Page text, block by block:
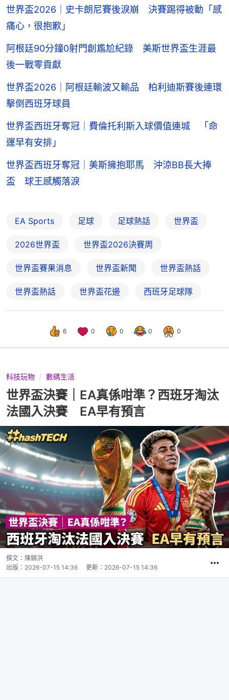
世界盃2026｜史卡朗尼賽後淚崩 決賽踢得被動「感
痛心，很抱歉」
阿根廷90分鐘0射門創尷尬紀錄 美斯世界盃生涯最
後一戰零貢獻
世界盃2026｜阿根廷輸波又輸品 柏利迪斯賽後連環
擊倒西班牙球員
世界盃西班牙奪冠｜費倫托利斯入球價值連城 「命
運早有安排」
世界盃西班牙奪冠｜美斯擁抱耶馬 沖涼BB長大捧
盃 球王感觸落淚
EA Sports 足球 足球熱話 世界盃
2026世界盃 世界盃2026決賽周
世界盃賽果消息 世界盃新聞 世界盃熱話
世界盃熱話 世界盃花邊 西班牙足球隊
6 0 0 0 0
科技玩物 數碼生活
世界盃決賽｜EA真係咁準？西班牙淘汰
法國入決賽 EA早有預言
撰文： 陳錦洪
出版： 2026-07-15 14:36 更新： 2026-07-15 14:36